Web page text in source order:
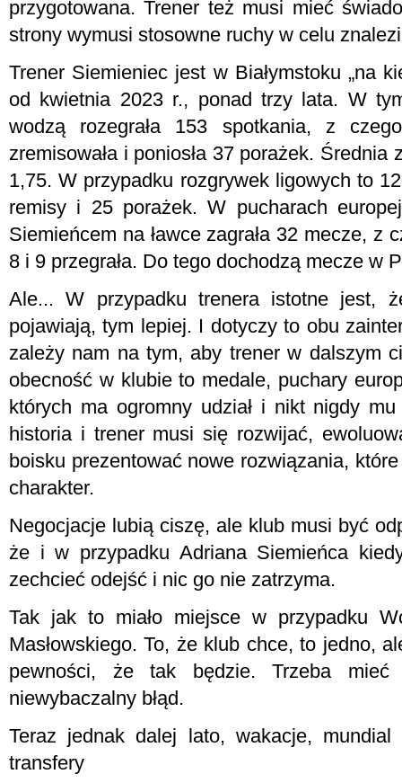
przygotowana. Trener też musi mieć
strony wymusi stosowne ruchy w celu
Trener Siemieniec jest w Białymstoku „na
od kwietnia 2023 r., ponad trzy lata. W
wodzą rozegrała 153 spotkania, z
zremisowała i poniosła 37 porażek.
1,75. W przypadku rozgrywek ligowych to
remisy i 25 porażek. W pucharach
Siemieńcem na ławce zagrała 32 mecze, z
8 i 9 przegrała. Do tego dochodzą mecze w
Ale... W przypadku trenera istotne jest,
pojawiają, tym lepiej. I dotyczy to obu
zależy nam na tym, aby trener w dalszym
obecność w klubie to medale, puchary
których ma ogromny udział i nikt nigdy
historia i trener musi się rozwijać,
boisku prezentować nowe rozwiązania,
charakter.
Negocjacje lubią ciszę, ale klub musi być
że i w przypadku Adriana Siemieńca
zechcieć odejść i nic go nie zatrzyma.
Tak jak to miało miejsce w przypadku
Masłowskiego. To, że klub chce, to jedno,
pewności, że tak będzie. Trzeba
niewybaczalny błąd.
Teraz jednak dalej lato, wakacje,
transfery